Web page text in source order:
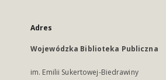
Adres
Wojewódzka Biblioteka Publiczna
im. Emilii Sukertowej-Biedrawiny